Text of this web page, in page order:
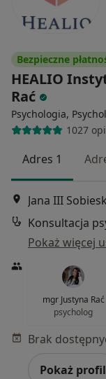
Bezpieczne
HEALIO
Rać
Psychologia,
1027
Adres 1
Konsultacja
Pokaż więcej
mgr Justyna Rać
psycholog
Pokaż profil